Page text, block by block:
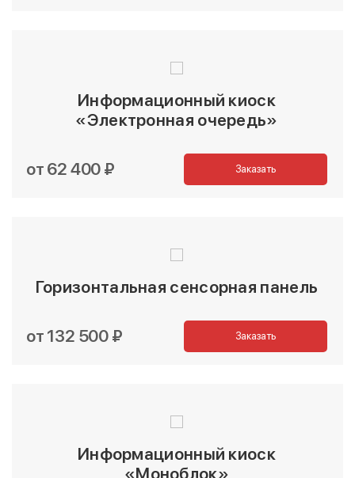
Информационный киоск
«Электронная очередь»
от 62 400 ₽ Заказать
Горизонтальная сенсорная панель
от 132 500 ₽ Заказать
Информационный киоск
«Моноблок»